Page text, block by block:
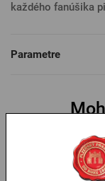
každého fanúšika
Parametre